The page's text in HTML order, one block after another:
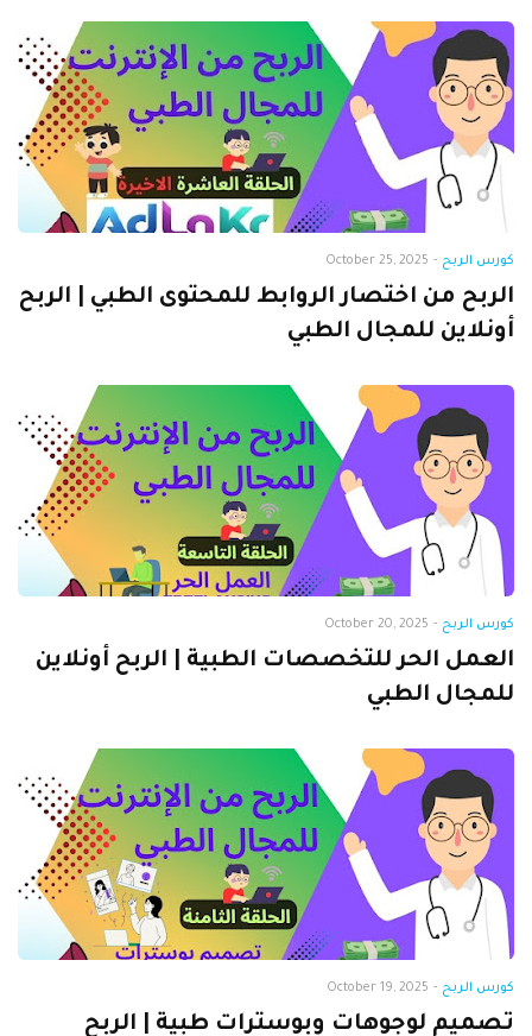
كورس الربح -
October 25, 2025
الربح من اختصار الروابط للمحتوى الطبي | الربح
أونلاين للمجال الطبي
كورس الربح -
October 20, 2025
العمل الحر للتخصصات الطبية | الربح أونلاين
للمجال الطبي
كورس الربح -
October 19, 2025
تصميم لوجوهات وبوسترات طبية | الربح